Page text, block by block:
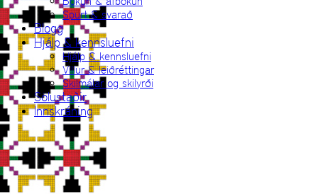
Spurt & svarað
Blogg
Hjálp & kennsluefni
Hjálp & kennsluefni
Villur & leiðréttingar
Skilmálar og skilyrði
Sölustaðir
Innskráning